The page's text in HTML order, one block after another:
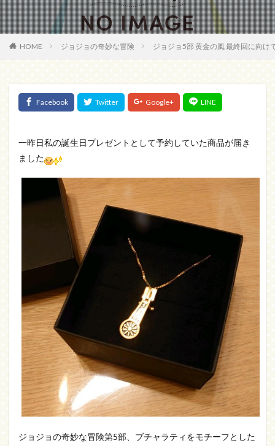
HOME ジョジョの奇妙な冒険 ジョジョ5部 黄金の風 最終回に向け
一昨日私の誕生日プレゼントとして予約していた商品が届き
ました
ジョジョの奇妙な冒険第5部、ブチャラティをモチーフとした